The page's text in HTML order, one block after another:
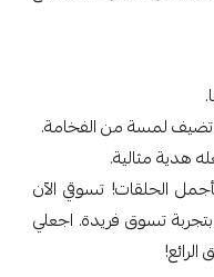
تضيف لمسة من الفخامة.
هدية مثالية.
الحلقات! تسوقي الآن
تسوق فريدة. اجعلي